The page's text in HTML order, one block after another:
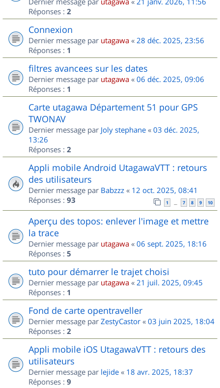
Réponses : 2
Connexion
Dernier message par utagawa « 28 déc. 2025, 23:56
Réponses : 1
filtres avancees sur les dates
Dernier message par utagawa « 06 déc. 2025, 09:06
Réponses : 1
Carte utagawa Département 51 pour GPS
TWONAV
Dernier message par Joly stephane « 03 déc. 2025,
13:26
Réponses : 2
Appli mobile Android UtagawaVTT : retours
des utilisateurs
Dernier message par Babzzz « 12 oct. 2025, 08:41
Réponses : 93 1 … 7 8 9 10
Aperçu des topos: enlever l'image et mettre
la trace
Dernier message par utagawa « 06 sept. 2025, 18:16
Réponses : 5
tuto pour démarrer le trajet choisi
Dernier message par utagawa « 21 juil. 2025, 09:45
Réponses : 1
Fond de carte opentraveller
Dernier message par ZestyCastor « 03 juin 2025, 18:04
Réponses : 2
Appli mobile iOS UtagawaVTT : retours des
utilisateurs
Dernier message par lejide « 18 avr. 2025, 18:37
Réponses : 9